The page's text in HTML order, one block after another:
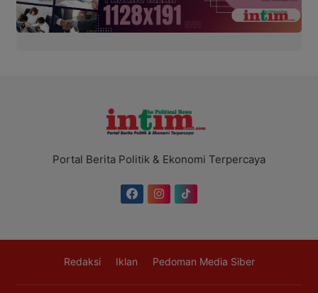
Portal Berita Politik & Ekonomi Terpercaya
Redaksi Iklan Pedoman Media Siber